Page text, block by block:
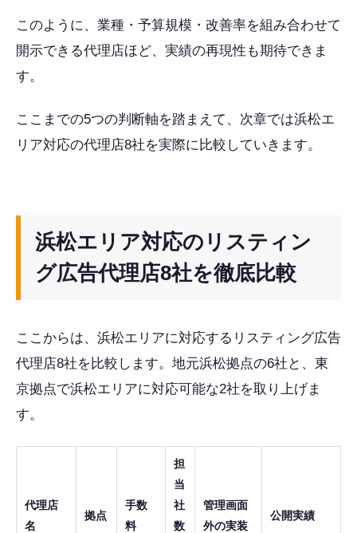
このように、業種・予算規模・改善率を組み合わせて
開示できる代理店ほど、実績の再現性も期待できま
す。
ここまでの5つの判断軸を踏まえて、次章では浜松エ
リア対応の代理店8社を実際に比較していきます。
浜松エリア対応のリスティン
グ広告代理店8社を徹底比較
ここからは、浜松エリアに対応するリスティング広告
代理店8社を比較します。地元浜松拠点の6社と、東
京拠点で浜松エリアに対応可能な2社を取り上げま
す。
代理店
名
拠点
手数
料
担
当
社
数
管理画面
外の実装
公開実績